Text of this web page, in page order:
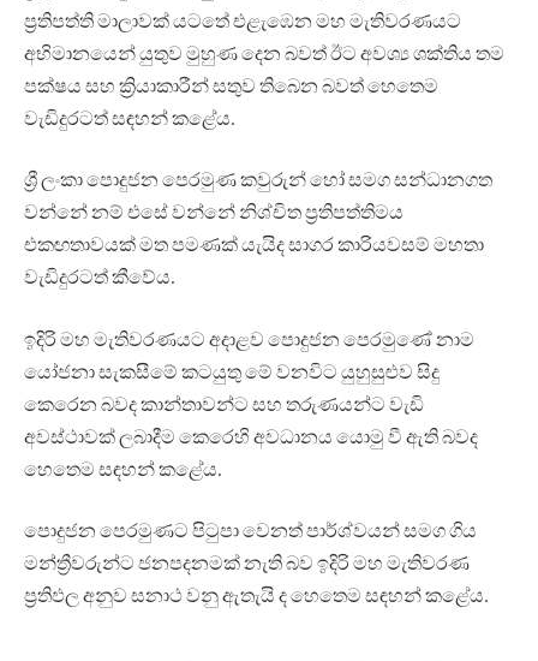
ප්‍රතිපත්ති මාලාවක් යටතේ එළැඹෙන මහ මැතිවරණයට
අභිමානයෙන් යුතුව මුහුණ දෙන බවත් ඊට අවශ්‍ය ශක්තිය තම
පක්ෂය සහ ක්‍රියාකාරීන් සතුව තිබෙන බවත් හෙතෙම
වැඩිදුරටත් සඳහන් කළේය.
ශ්‍රී ලංකා පොදුජන පෙරමුණ කවුරුන් හෝ සමග සන්ධානගත
වන්නේ නම් එසේ වන්නේ නිශ්චිත ප්‍රතිපත්තිමය
එකඟතාවයක් මත පමණක් යැයිද සාගර කාරියවසම් මහතා
වැඩිදුරටත් කීවේය.
ඉදිරි මහ මැතිවරණයට අදාළව පොදුජන පෙරමුණේ නාම
යෝජනා සැකසීමේ කටයුතු මේ වනවිට යුහුසුළුව සිදු
කෙරෙන බවද කාන්තාවන්ට සහ තරුණයන්ට වැඩි
අවස්ථාවක් ලබාදීම කෙරෙහි අවධානය යොමු වී ඇති බවද
හෙතෙම සඳහන් කළේය.
පොදුජන පෙරමුණට පිටුපා වෙනත් පාර්ශ්වයන් සමග ගිය
මන්ත්‍රීවරුන්ට ජනපදනමක් නැති බව ඉදිරි මහ මැතිවරණ
ප්‍රතිඵල අනුව සනාථ වනු ඇතැයි ද හෙතෙම සඳහන් කළේය.